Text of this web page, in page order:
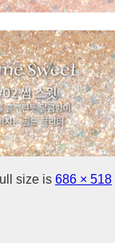
size is 686 × 518